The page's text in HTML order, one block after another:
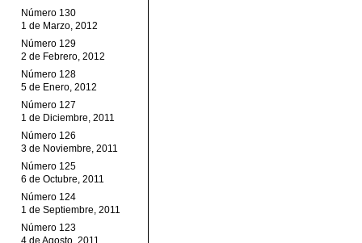
Número 130
1 de Marzo, 2012
Número 129
2 de Febrero, 2012
Número 128
5 de Enero, 2012
Número 127
1 de Diciembre, 2011
Número 126
3 de Noviembre, 2011
Número 125
6 de Octubre, 2011
Número 124
1 de Septiembre, 2011
Número 123
4 de Agosto, 2011